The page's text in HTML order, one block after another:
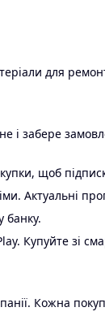
для
і забере
щоб
Актуальні
банку.
Купуйте зі
Кожна